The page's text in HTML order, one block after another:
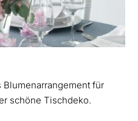
für
schöne Tischdeko.